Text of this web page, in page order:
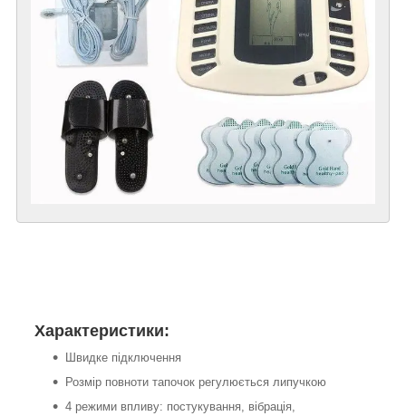
Характеристики:
Швидке підключення
Розмір повноти тапочок регулюється липучкою
4 режими впливу: постукування, вібрація,